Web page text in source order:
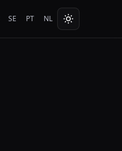
SE PT NL